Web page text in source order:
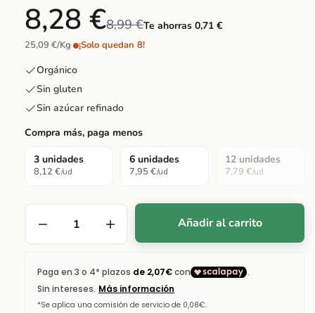
8,28 €8,99 €Te ahorras 0,71 €
25,09 €/Kg· ¡Solo quedan 8!
Orgánico
Sin gluten
Sin azúcar refinado
Compra más, paga menos
3 unidades
8,12 €/ud
6 unidades
7,95 €/ud
12 unidades
7,79 €/ud
Añadir al carrito